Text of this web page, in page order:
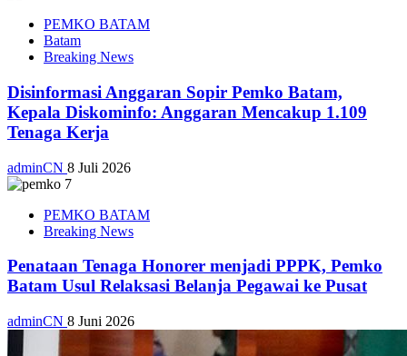
PEMKO BATAM
Batam
Breaking News
Disinformasi Anggaran Sopir Pemko Batam,
Kepala Diskominfo: Anggaran Mencakup 1.109
Tenaga Kerja
adminCN 8 Juli 2026
PEMKO BATAM
Breaking News
Penataan Tenaga Honorer menjadi PPPK, Pemko
Batam Usul Relaksasi Belanja Pegawai ke Pusat
adminCN 8 Juni 2026